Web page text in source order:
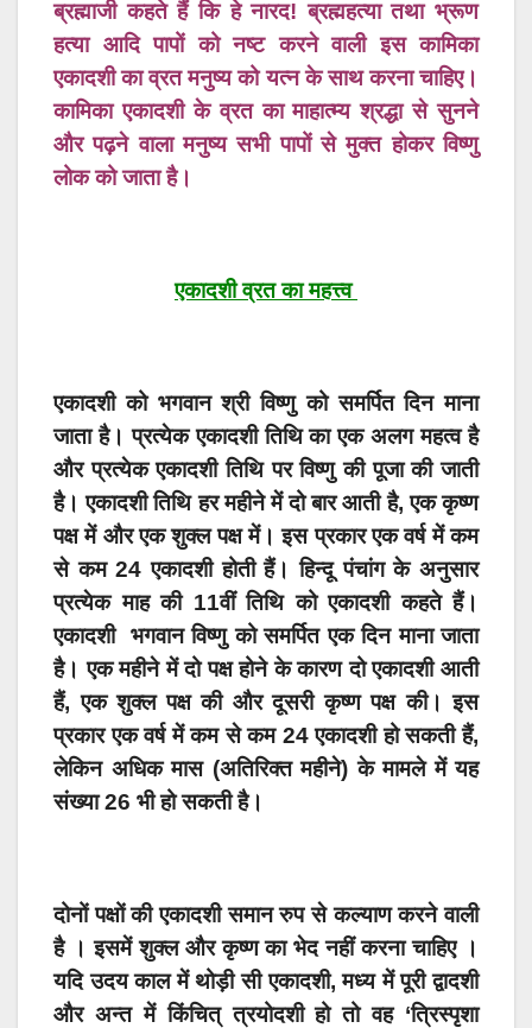
ब्रह्माजी कहते हैं कि हे नारद! ब्रह्महत्या तथा भ्रूण
हत्या आदि पापों को नष्ट करने वाली इस कामिका
एकादशी का व्रत मनुष्य को यत्न के साथ करना चाहिए।
कामिका एकादशी के व्रत का माहात्म्य श्रद्धा से सुनने
और पढ़ने वाला मनुष्य सभी पापों से मुक्त होकर विष्णु
लोक को जाता है।
एकादशी व्रत का महत्त्व
एकादशी को भगवान श्री विष्णु को समर्पित दिन माना
जाता है। प्रत्येक एकादशी तिथि का एक अलग महत्व है
और प्रत्येक एकादशी तिथि पर विष्णु की पूजा की जाती
है। एकादशी तिथि हर महीने में दो बार आती है, एक कृष्ण
पक्ष में और एक शुक्ल पक्ष में। इस प्रकार एक वर्ष में कम
से कम 24 एकादशी होती हैं। हिन्दू पंचांग के अनुसार
प्रत्येक माह की 11वीं तिथि को एकादशी कहते हैं।
एकादशीभगवान विष्णु को समर्पित एक दिन माना जाता
है। एक महीने में दो पक्ष होने के कारण दो एकादशी आती
हैं, एक शुक्ल पक्ष की और दूसरी कृष्ण पक्ष की। इस
प्रकार एक वर्ष में कम से कम 24 एकादशी हो सकती हैं,
लेकिन अधिक मास (अतिरिक्त महीने) के मामले में यह
संख्या 26 भी हो सकती है।
दोनों पक्षों की एकादशी समान रुप से कल्याण करने वाली
है । इसमें शुक्ल और कृष्ण का भेद नहीं करना चाहिए ।
यदि उदय काल में थोड़ी सी एकादशी, मध्य में पूरी द्वादशी
और अन्त में किंचित् त्रयोदशी हो तो वह ‘त्रिस्पृशा